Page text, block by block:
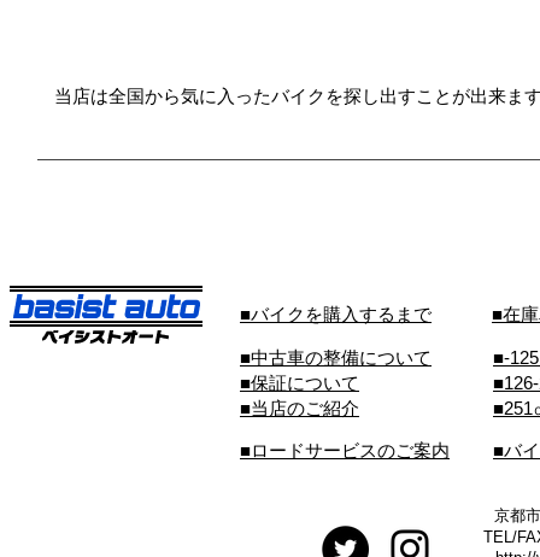
当店は全国から気に入ったバイクを探し出すことが出来ま
■バイクを購入するまで ■在
■中古車の整備について
■保証について
■当店のご紹介
■-
■251
■ロードサービスのご案内 ■バ
京都
TEL/